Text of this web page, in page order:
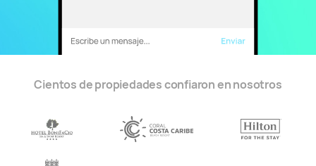
Cientos de propiedades confiaron en nosotros